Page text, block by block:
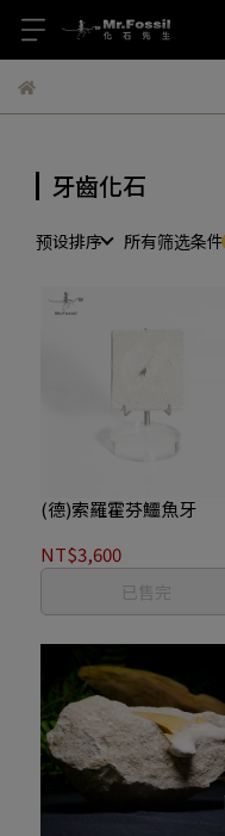
牙齒化石
预设排序 所有筛选条件
(德)索羅霍芬鱷魚牙
NT$3,600
已售完